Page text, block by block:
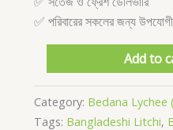
✅ পরিবারের সকলের জন্য উপযোগী
মানের
লিচু
পিছ
quantity
Add to
Category: Bedana Lychee
Tags: Bangladeshi Litchi,